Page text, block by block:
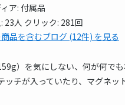
ア: 付属品
: 23人 クリック: 281回
品を含むブログ (12件) を見る
）を気にしない、何が何で
ッチが入っていたり、マグネッ